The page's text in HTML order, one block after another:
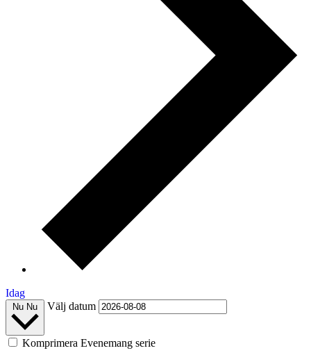
Idag
Nu Nu Välj datum
Komprimera Evenemang serie